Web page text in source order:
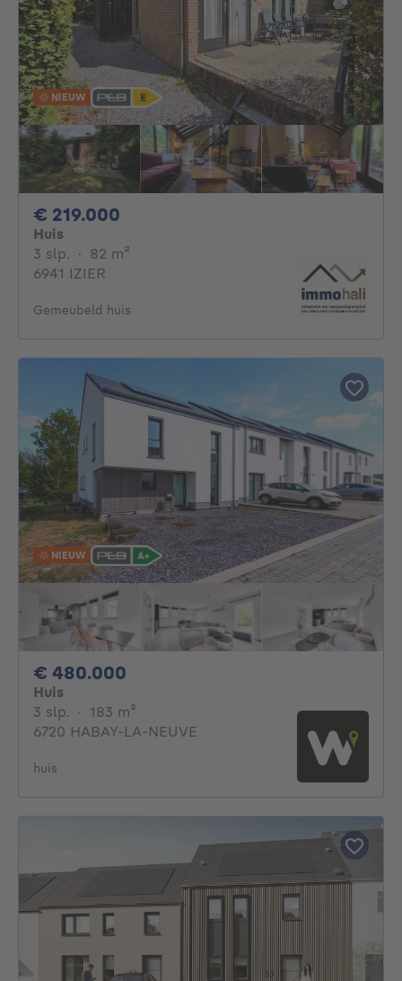
NIEUW
€ 219.000
Huis
3 slp. 3 slaapkamers
· 82 m²
6941 IZIER
Gemeubeld huis
NIEUW
€ 480.000
Huis
3 slp. 3 slaapkamers
· 183 m²
6720 HABAY-LA-NEUVE
huis